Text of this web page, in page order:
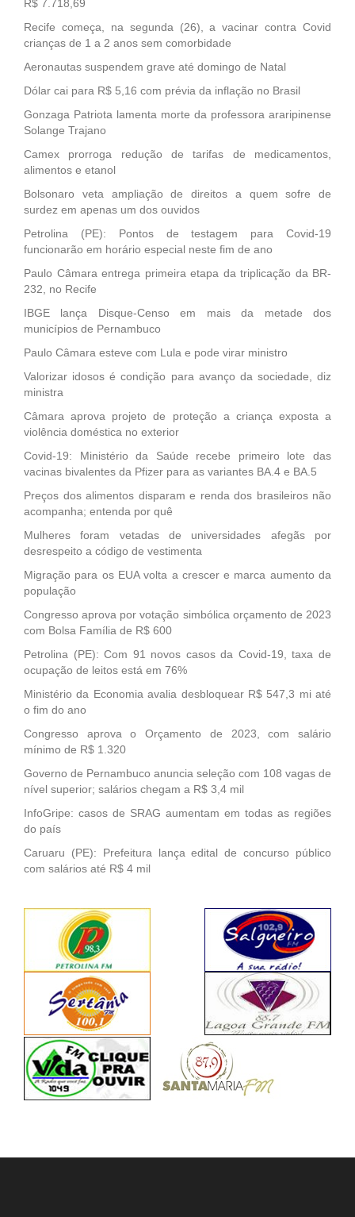
R$ 7.718,69
Recife começa, na segunda (26), a vacinar contra Covid
crianças de 1 a 2 anos sem comorbidade
Aeronautas suspendem grave até domingo de Natal
Dólar cai para R$ 5,16 com prévia da inflação no Brasil
Gonzaga Patriota lamenta morte da professora araripinense
Solange Trajano
Camex prorroga redução de tarifas de medicamentos,
alimentos e etanol
Bolsonaro veta ampliação de direitos a quem sofre de
surdez em apenas um dos ouvidos
Petrolina (PE): Pontos de testagem para Covid-19
funcionarão em horário especial neste fim de ano
Paulo Câmara entrega primeira etapa da triplicação da BR-
232, no Recife
IBGE lança Disque-Censo em mais da metade dos
municípios de Pernambuco
Paulo Câmara esteve com Lula e pode virar ministro
Valorizar idosos é condição para avanço da sociedade, diz
ministra
Câmara aprova projeto de proteção a criança exposta a
violência doméstica no exterior
Covid-19: Ministério da Saúde recebe primeiro lote das
vacinas bivalentes da Pfizer para as variantes BA.4 e BA.5
Preços dos alimentos disparam e renda dos brasileiros não
acompanha; entenda por quê
Mulheres foram vetadas de universidades afegãs por
desrespeito a código de vestimenta
Migração para os EUA volta a crescer e marca aumento da
população
Congresso aprova por votação simbólica orçamento de 2023
com Bolsa Família de R$ 600
Petrolina (PE): Com 91 novos casos da Covid-19, taxa de
ocupação de leitos está em 76%
Ministério da Economia avalia desbloquear R$ 547,3 mi até
o fim do ano
Congresso aprova o Orçamento de 2023, com salário
mínimo de R$ 1.320
Governo de Pernambuco anuncia seleção com 108 vagas de
nível superior; salários chegam a R$ 3,4 mil
InfoGripe: casos de SRAG aumentam em todas as regiões
do país
Caruaru (PE): Prefeitura lança edital de concurso público
com salários até R$ 4 mil